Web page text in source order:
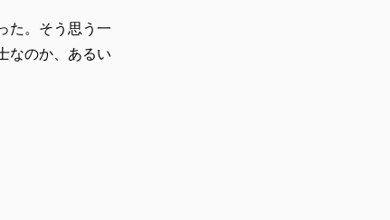
た。そう思う一
なのか、あるい